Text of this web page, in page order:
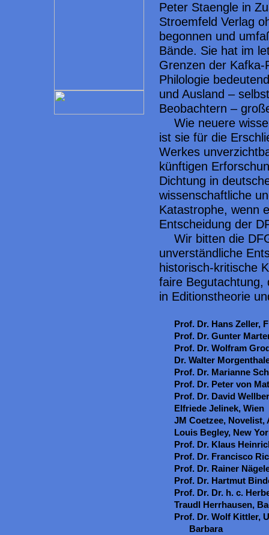
Peter Staengle in
Stroemfeld Verlag
begonnen und
Bände. Sie hat im
Grenzen der
Philologie
und Ausland –
Beobachtern –
Wie neuere
ist sie für die
Werkes
künftigen
Dichtung in
wissenschaftliche
Katastrophe, wenn
Entscheidung der
Wir bitten die
unverständliche
historisch-kritische
faire Begutachtung,
in Editionstheorie
Prof. Dr. Hans Zeller,
Prof. Dr. Gunter
Prof. Dr. Wolfram
Dr. Walter
Prof. Dr. Marianne
Prof. Dr. Peter von
Prof. Dr. David
Elfriede Jelinek, Wien
JM Coetzee, Novelist,
Louis Begley, New
Prof. Dr. Klaus
Prof. Dr. Francisco
Prof. Dr. Rainer
Prof. Dr. Hartmut
Prof. Dr. Dr. h. c.
Traudl Herrhausen,
Prof. Dr. Wolf Kittler,
Barbara